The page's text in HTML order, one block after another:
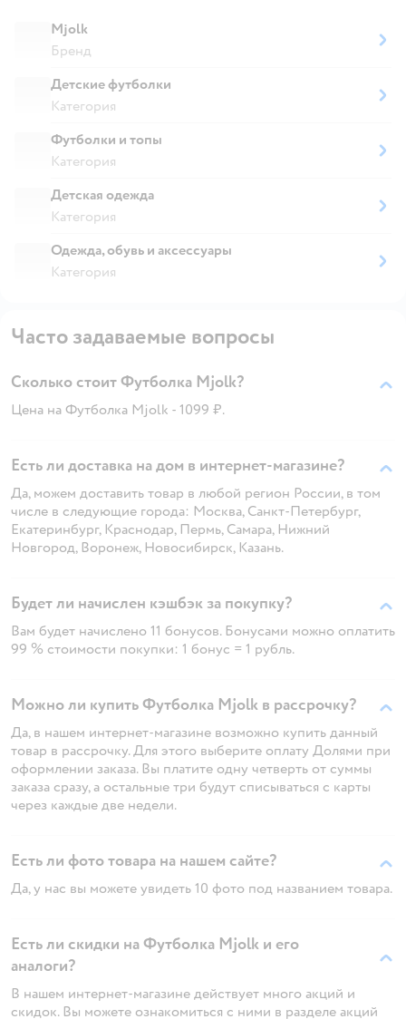
Mjolk
Бренд
Детские футболки
Категория
Футболки и топы
Категория
Детская одежда
Категория
Одежда, обувь и аксессуары
Категория
Часто задаваемые вопросы
Сколько стоит Футболка Mjolk?
Цена на Футболка Mjolk - 1099 ₽.
Есть ли доставка на дом в интернет-магазине?
Да, можем доставить товар в любой регион России, в том
числе в следующие города: Москва, Санкт-Петербург,
Екатеринбург, Краснодар, Пермь, Самара, Нижний
Новгород, Воронеж, Новосибирск, Казань.
Будет ли начислен кэшбэк за покупку?
Вам будет начислено 11 бонусов. Бонусами можно оплатить
99 % стоимости покупки: 1 бонус = 1 рубль.
Можно ли купить Футболка Mjolk в рассрочку?
Да, в нашем интернет-магазине возможно купить данный
товар в рассрочку. Для этого выберите оплату Долями при
оформлении заказа. Вы платите одну четверть от суммы
заказа сразу, а остальные три будут списываться с карты
через каждые две недели.
Есть ли фото товара на нашем сайте?
Да, у нас вы можете увидеть 10 фото под названием товара.
Есть ли скидки на Футболка Mjolk и его
аналоги?
В нашем интернет-магазине действует много акций и
скидок. Вы можете ознакомиться с ними в разделе акций